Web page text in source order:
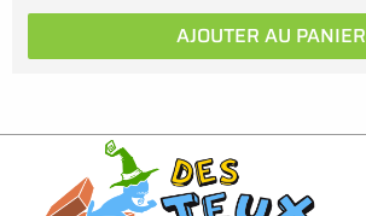
AJOUTER AU PANIER